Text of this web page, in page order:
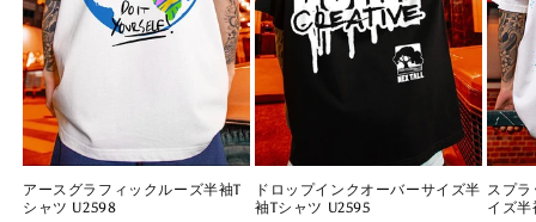
t
e
n
t
アースグラフィックルーズ半袖T
シャツ U2598
ドロップインクオーバーサイズ半
袖Tシャツ U2595
スプ
イズ半